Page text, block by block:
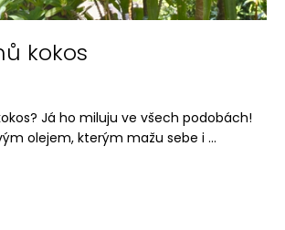
kokos
Já ho miluju ve všech podobách!
olejem, kterým mažu sebe i ...